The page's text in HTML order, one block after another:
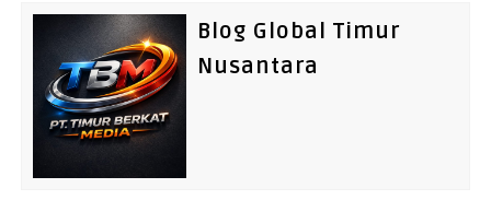
Blog Global Timur
Nusantara